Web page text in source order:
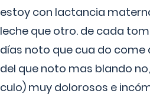
estoy con lactancia
leche que otro. de cada
días noto que cua do come
del que noto mas blando
culo) muy dolorosos e